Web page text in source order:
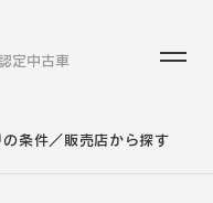
定中古車
の条件／販売店から探す